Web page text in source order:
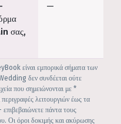
σας,
—
είναι εμπορικά σήματα των
δεν συνδέεται ούτε
που σημειώνονται με *
λειτουργιών έως τα
πάντα τους
Οι όροι δοκιμής και ακύρωσης